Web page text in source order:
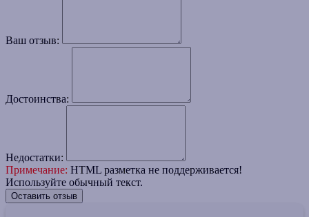
Ваш отзыв:
Достоинства:
Недостатки:
Примечание: HTML разметка не поддерживается!
Используйте обычный текст.
Оставить отзыв